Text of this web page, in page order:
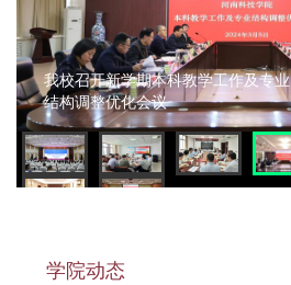
我校召开新学期本科教学工作及专业
结构调整优化会议
学院动态